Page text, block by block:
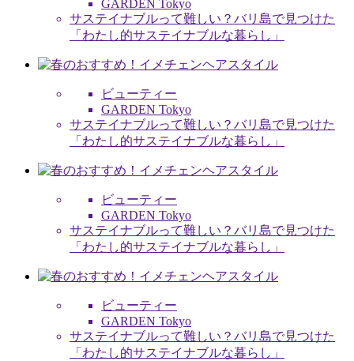
GARDEN Tokyo
サステイナブルって難しい？バリ島で見つけた
「わたし的サステイナブルな暮らし」
ビューティー
GARDEN Tokyo
サステイナブルって難しい？バリ島で見つけた
「わたし的サステイナブルな暮らし」
ビューティー
GARDEN Tokyo
サステイナブルって難しい？バリ島で見つけた
「わたし的サステイナブルな暮らし」
ビューティー
GARDEN Tokyo
サステイナブルって難しい？バリ島で見つけた
「わたし的サステイナブルな暮らし」